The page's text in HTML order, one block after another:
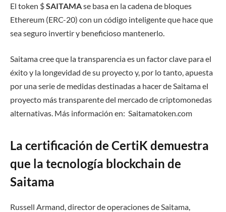
El token $SAITAMAse basa en la cadena de bloques
Ethereum (ERC-20) con un código inteligente que hace que
sea seguro invertir y beneficioso mantenerlo.
Saitama cree que la transparencia es un factor clave para el
éxito y la longevidad de su proyecto y, por lo tanto, apuesta
por una serie de medidas destinadas a hacer de Saitama el
proyecto más transparente del mercado de criptomonedas
alternativas. Más información en: Saitamatoken.com
La certificación de CertiK demuestra
que la tecnología blockchain de
Saitama
Russell Armand, director de operaciones de Saitama,